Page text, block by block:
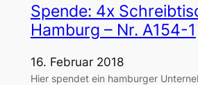
Spende: 4x
Hamburg – Nr. A154-1
16. Februar 2018
Hier spendet ein hamburger